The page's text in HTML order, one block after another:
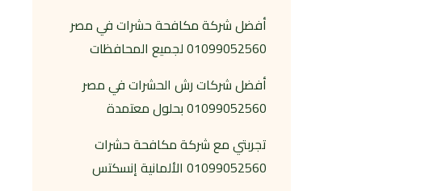
أفضل شركة مكافحة حشرات في مصر
01099052560 لجميع المحافظات
أفضل شركات رش الحشرات في مصر
01099052560 بحلول معتمدة
تجربتي مع شركة مكافحة حشرات
01099052560 الألمانية إنسكتس